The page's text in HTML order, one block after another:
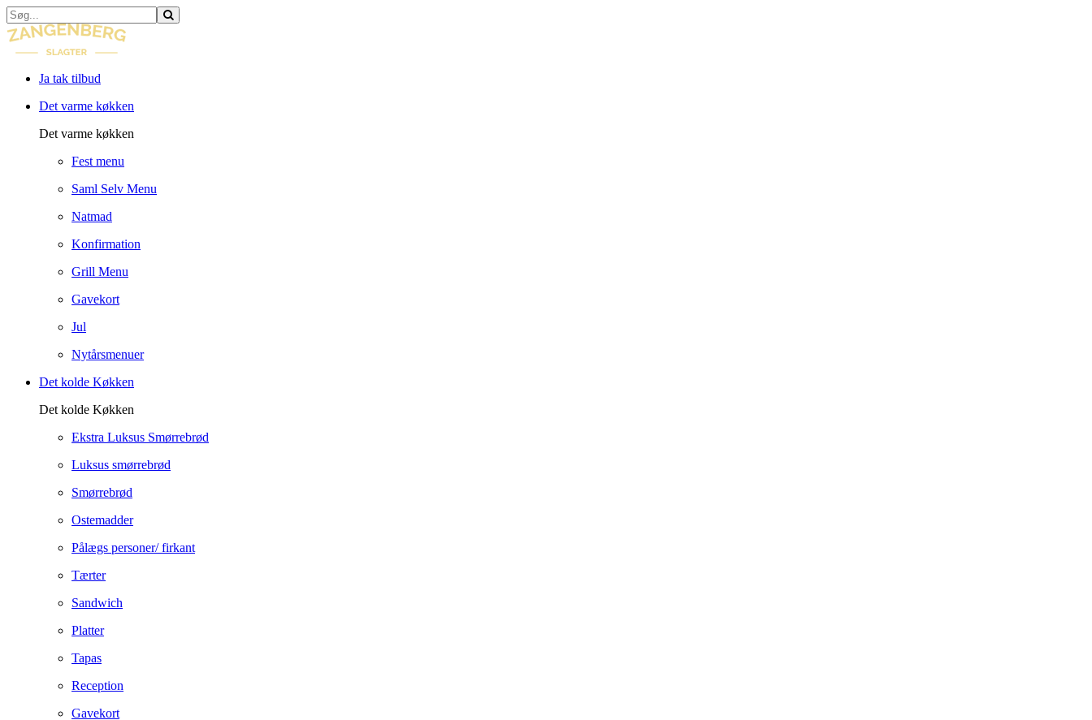
Ja tak tilbud
Det varme køkken
Det varme køkken
Fest menu
Saml Selv Menu
Natmad
Konfirmation
Grill Menu
Gavekort
Jul
Nytårsmenuer
Det kolde Køkken
Det kolde Køkken
Ekstra Luksus Smørrebrød
Luksus smørrebrød
Smørrebrød
Ostemadder
Pålægs personer/ firkant
Tærter
Sandwich
Platter
Tapas
Reception
Gavekort